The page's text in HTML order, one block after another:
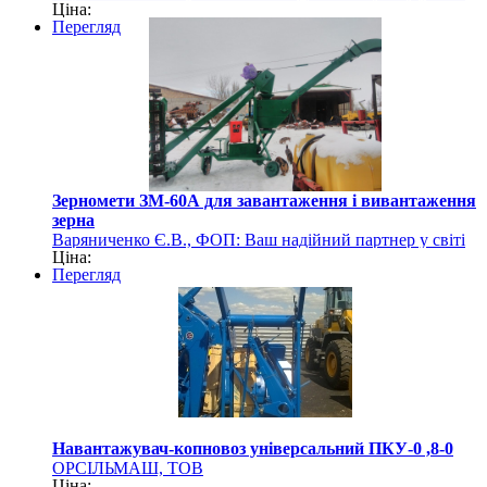
сільгосптехніки
Ціна:
Перегляд
Зерномети ЗМ-60А для завантаження і вивантаження
зерна
Варяниченко Є.В., ФОП: Ваш надійний партнер у світі
сільгосптехніки
Ціна:
Перегляд
Навантажувач-копновоз універсальний ПКУ-0 ,8-0
ОРСІЛЬМАШ, ТОВ